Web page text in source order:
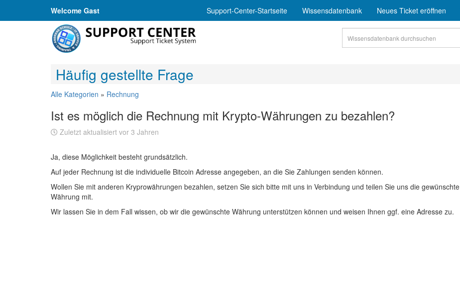
Welcome Gast Support-Center-Startseite Wissensdatenbank Neues Ticket eröffnen
Häufig gestellte Frage
Alle Kategorien » Rechnung
Ist es möglich die Rechnung mit Krypto-Währungen zu bezahlen?
Zuletzt aktualisiert vor 3 Jahren
Ja, diese Möglichkeit besteht grundsätzlich.
Auf jeder Rechnung ist die individuelle Bitcoin Adresse angegeben, an die Sie Zahlungen senden können.
Wollen Sie mit anderen Kryprowährungen bezahlen, setzen Sie sich bitte mit uns in Verbindung und teilen Sie uns die gewünschte
Währung mit.
Wir lassen Sie in dem Fall wissen, ob wir die gewünschte Währung unterstützen können und weisen Ihnen ggf. eine Adresse zu.